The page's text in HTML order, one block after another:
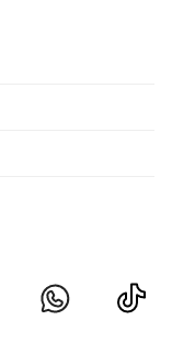
Tinto é uma
tanto os